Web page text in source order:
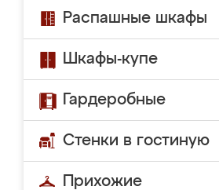
Распашные шкафы
Шкафы-купе
Гардеробные
Стенки в гостиную
Прихожие